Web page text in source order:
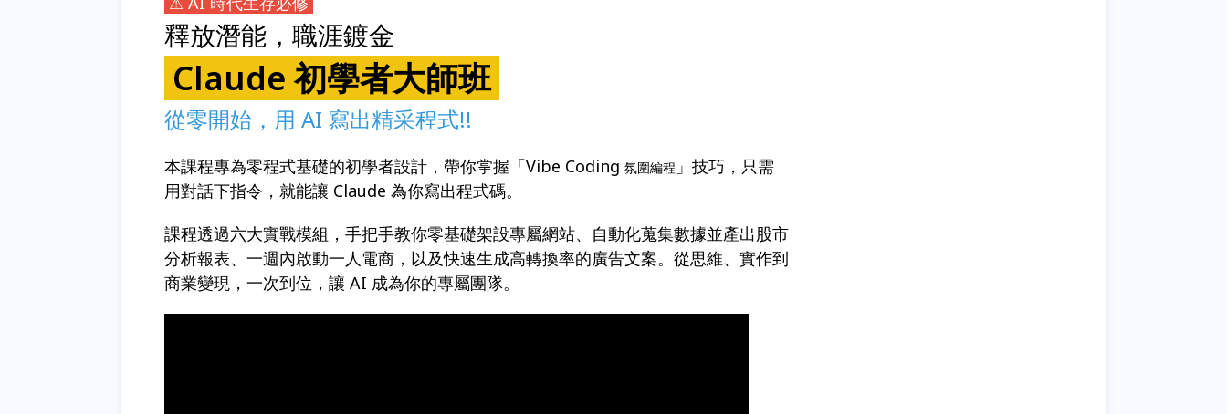
釋放潛能，職涯鍍金
Claude 初學者大師班
從零開始，用 AI 寫出精采程式!!
本課程專為零程式基礎的初學者設計，帶你掌握「Vibe Coding 氛圍編程 」技巧，只需
用對話下指令，就能讓 Claude 為你寫出程式碼。
課程透過六大實戰模組，手把手教你零基礎架設專屬網站、自動化蒐集數據並產出股市
分析報表、一週內啟動一人電商，以及快速生成高轉換率的廣告文案。從思維、實作到
商業變現，一次到位，讓 AI 成為你的專屬團隊。